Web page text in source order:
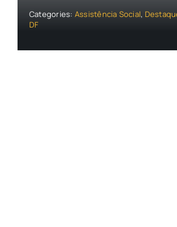
Categories: Assistência Social,
DF